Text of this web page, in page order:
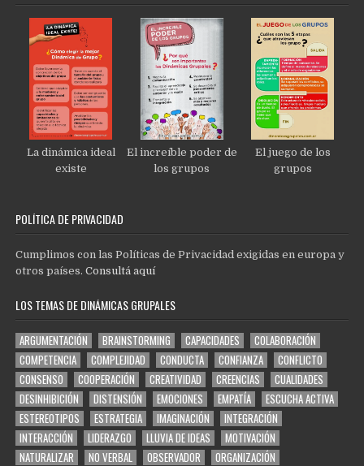
La dinámica ideal
existe
El increíble poder de
los grupos
El juego de los
grupos
POLÍTICA DE PRIVACIDAD
Cumplimos con las Políticas de Privacidad exigidas en europa y
otros países.Consultá aquí
LOS TEMAS DE DINÁMICAS GRUPALES
ARGUMENTACIÓN BRAINSTORMING CAPACIDADES
COLABORACIÓN
COMPETENCIA
COMPLEJIDAD CONDUCTA CONFIANZA
CONFLICTO
CONSENSO
COOPERACIÓN CREATIVIDAD CREENCIAS
CUALIDADES
DESINHIBICIÓN
DISTENSIÓN EMOCIONES EMPATÍA
ESCUCHA ACTIVA
ESTEREOTIPOS
ESTRATEGIA IMAGINACIÓN
INTEGRACIÓN
INTERACCIÓN
LIDERAZGO LLUVIA DE IDEAS
MOTIVACIÓN
NATURALIZAR
NO VERBAL OBSERVADOR
ORGANIZACIÓN